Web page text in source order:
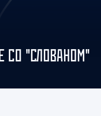
СО "СЛОВАНОМ"